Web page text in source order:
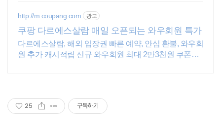
http://m.coupang.com 광고
쿠팡 다르에스살람 매일 오픈되는 와우회원 특가
다르에스살람, 해외 입장권 빠른 예약, 안심 환불, 와우회
원 추가 캐시적립 신규 와우회원 최대 2만3천원 쿠폰팩+
25 구독하기